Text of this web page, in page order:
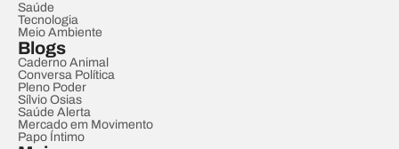
Saúde
Tecnologia
Meio Ambiente
Blogs
Caderno Animal
Conversa Política
Pleno Poder
Sílvio Osias
Saúde Alerta
Mercado em Movimento
Papo Íntimo